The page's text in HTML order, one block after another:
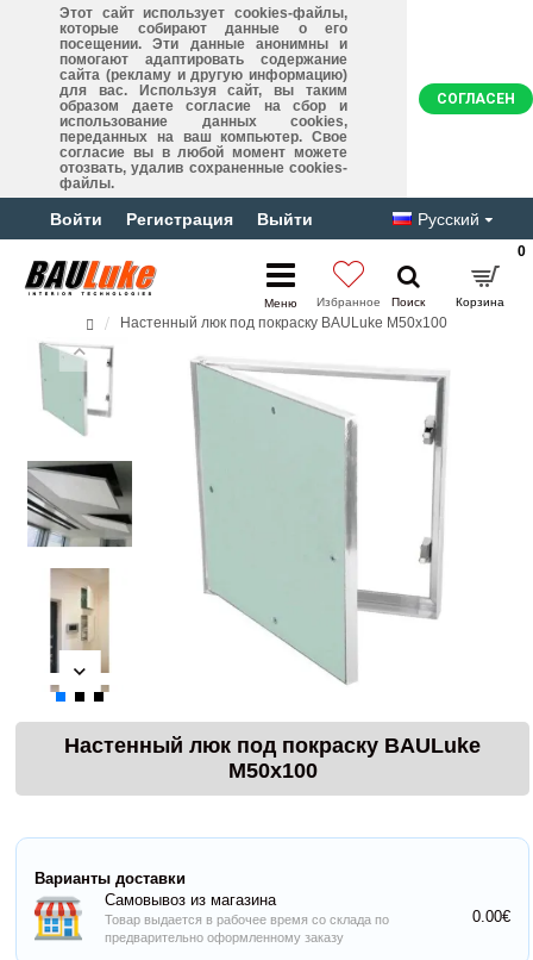
Этот сайт использует cookies-файлы,
которые собирают данные о его
посещении. Эти данные анонимны и
помогают адаптировать содержание
сайта (рекламу и другую информацию)
для вас. Используя сайт, вы таким
образом даете согласие на сбор и
использование данных cookies,
переданных на ваш компьютер. Свое
согласие вы в любой момент можете
отозвать, удалив сохраненные cookies-
файлы.
СОГЛАСЕН
Войти Регистрация Выйти Русский
0
Настенный люк под покраску BAULuke M50x100
Настенный люк под покраску BAULuke
M50x100
Варианты доставки
Самовывоз из магазина
Товар выдается в рабочее время со склада по
предварительно оформленному заказу
0.00€